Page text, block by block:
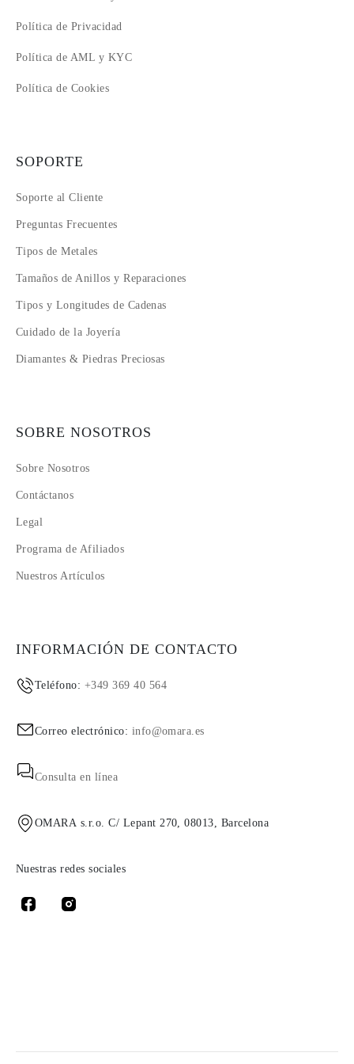
Política de Privacidad
Política de AML y KYC
Política de Cookies
SOPORTE
Soporte al Cliente
Preguntas Frecuentes
Tipos de Metales
Tamaños de Anillos y Reparaciones
Tipos y Longitudes de Cadenas
Cuidado de la Joyería
Diamantes & Piedras Preciosas
SOBRE NOSOTROS
Sobre Nosotros
Contáctanos
Legal
Programa de Afiliados
Nuestros Artículos
INFORMACIÓN DE CONTACTO
Teléfono: +349 369 40 564
Correo electrónico: info@omara.es
Consulta en línea
OMARA s.r.o. C/ Lepant 270, 08013, Barcelona
Nuestras redes sociales